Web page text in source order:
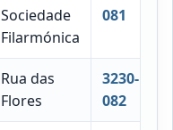
Sociedade
Filarmónica
081
Rua das
Flores
3230-
082